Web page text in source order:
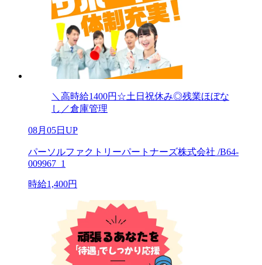
＼高時給1400円☆土日祝休み◎残業ほぼな
し／倉庫管理
08月05日UP
パーソルファクトリーパートナーズ株式会社 /B64-
009967_1
時給1,400円